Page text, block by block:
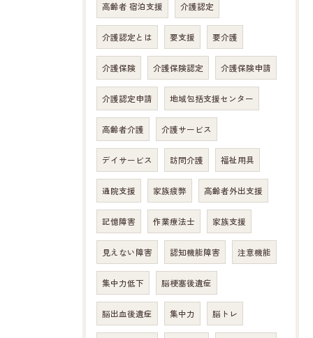
高齢者 宿泊支援 介護認定
介護認定とは 要支援 要介護
介護保険 介護保険認定 介護保険申請
介護認定申請 地域包括支援センター
高齢者介護 介護サービス
デイサービス 訪問介護 福祉用具
通院支援 家族疲弊 高齢者外出支援
記憶障害 作業療法士 家族支援
見えない障害 認知機能障害 注意機能
集中力低下 脳梗塞後遺症
脳出血後遺症 集中力 脳トレ
お問い合わせはこちら